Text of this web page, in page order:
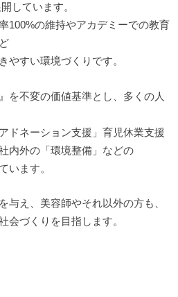
しています。
100%の維持やアカデミーでの教育
やすい環境づくりです。
を不変の価値基準とし、多くの人
ドネーション支援」育児休業支援
内外の「環境整備」などの
います。
与え、美容師やそれ以外の方も、
会づくりを目指します。